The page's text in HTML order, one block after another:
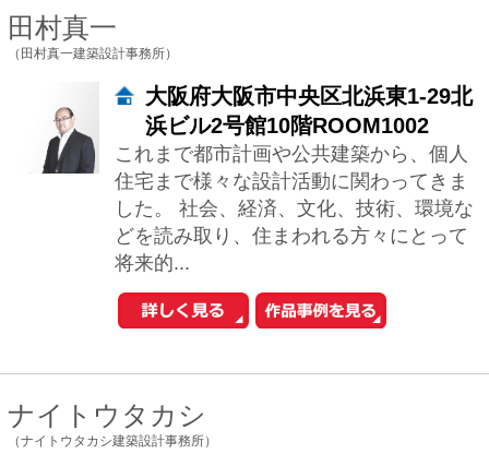
村上 明生
（アトリエサンカクスケール株式会社）
福岡県福岡市中央区大名1-1-3石井
ビル201B
知る ⇒ 好む ⇒ 楽しむ 何事にも順序は必
要！家づくりを楽しむにはまずそれが何
なのか「知る」事・そしてそれを「好
む」事。 どれだけ楽しんだかによって家
2 3 次へ